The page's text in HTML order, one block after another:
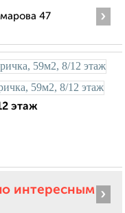
47
›
этаж
интересным ›